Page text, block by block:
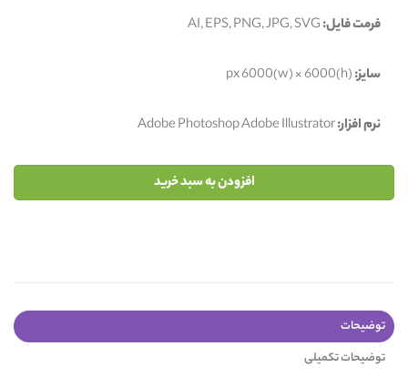
فرمت فایل:AI, EPS, PNG, JPG, SVG
سایز:px 6000(w) × 6000(h)
نرم افزار:Adobe Photoshop Adobe Illustrator
افزودن به سبد خرید
توضیحات
توضیحات تکمیلی